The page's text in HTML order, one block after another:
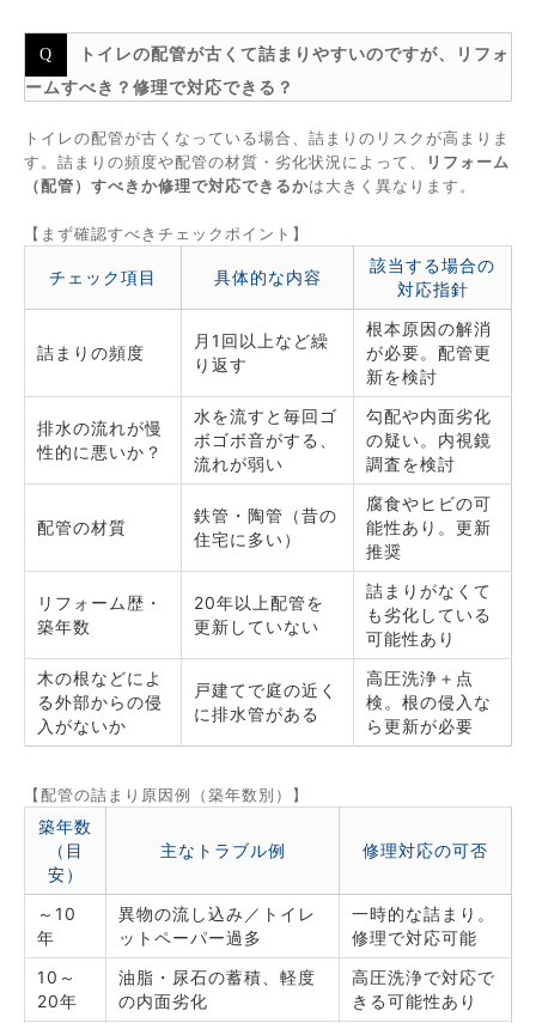
トイレの配管が古くて詰まりやすいのですが、リフォ
ームすべき？修理で対応できる？
トイレの配管が古くなっている場合、詰まりのリスクが高まりま
す。詰まりの頻度や配管の材質・劣化状況によって、
リフォーム
（配管）すべきか修理で対応できるかは大きく異なります。
【まず確認すべきチェックポイント】
チェック項目 具体的な内容
該当する場合の
対応指針
詰まりの頻度
月1回以上など繰
り返す
根本原因の解消
が必要。配管更
新を検討
排水の流れが慢
性的に悪いか？
水を流すと毎回ゴ
ボゴボ音がする、
流れが弱い
勾配や内面劣化
の疑い。内視鏡
調査を検討
配管の材質
鉄管・陶管（昔の
住宅に多い）
腐食やヒビの可
能性あり。更新
推奨
リフォーム歴・
築年数
20年以上配管を
更新していない
詰まりがなくて
も劣化している
可能性あり
木の根などによ
る外部からの侵
入がないか
戸建てで庭の近く
に排水管がある
高圧洗浄＋点
検。根の侵入な
ら更新が必要
【配管の詰まり原因例（築年数別）】
築年数
（目
安）
主なトラブル例 修理対応の可否
～10
年
異物の流し込み／トイレ
ットペーパー過多
一時的な詰まり。
修理で対応可能
10～
20年
油脂・尿石の蓄積、軽度
の内面劣化
高圧洗浄で対応で
きる可能性あり